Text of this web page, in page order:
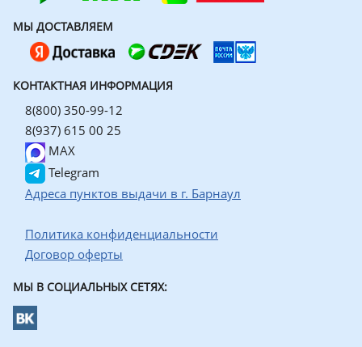
МЫ ДОСТАВЛЯЕМ
КОНТАКТНАЯ ИНФОРМАЦИЯ
8(800) 350-99-12
8(937) 615 00 25
MAX
Telegram
Адреса пунктов выдачи в г. Барнаул
Политика конфиденциальности
Договор оферты
МЫ В СОЦИАЛЬНЫХ СЕТЯХ: